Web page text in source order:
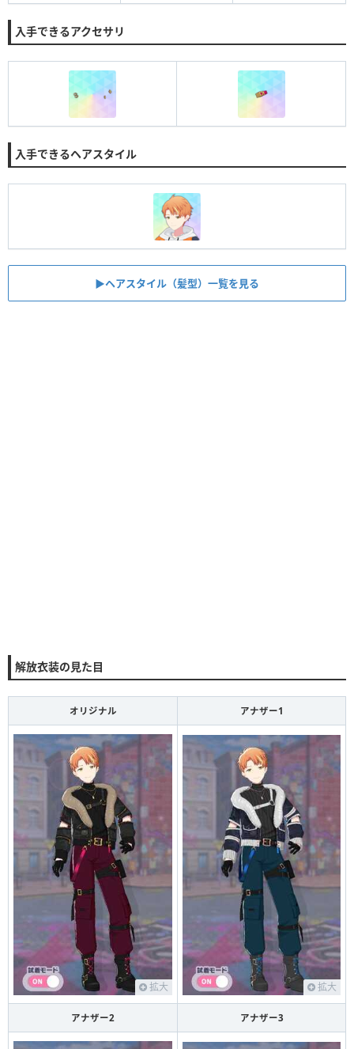
入手できるアクセサリ
入手できるヘアスタイル
▶︎ヘアスタイル（髪型）一覧を見る
解放衣装の見た目
オリジナル アナザー1
拡大 拡大
アナザー2 アナザー3